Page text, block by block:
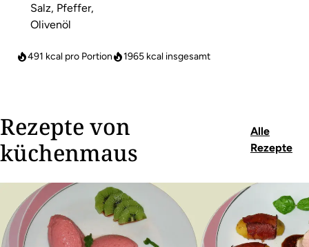
Salz, Pfeffer,
Olivenöl
491 kcal pro Portion 1965 kcal insgesamt
Rezepte von
küchenmaus
Alle
Rezepte